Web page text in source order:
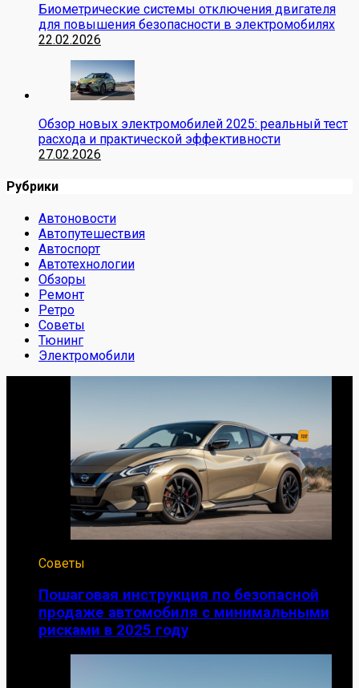
Биометрические системы отключения двигателя
для повышения безопасности в электромобилях
22.02.2026
Обзор новых электромобилей 2025: реальный тест
расхода и практической эффективности
27.02.2026
Рубрики
Автоновости
Автопутешествия
Автоспорт
Автотехнологии
Обзоры
Ремонт
Ретро
Советы
Тюнинг
Электромобили
Советы
Пошаговая инструкция по безопасной
продаже автомобиля с минимальными
рисками в 2025 году